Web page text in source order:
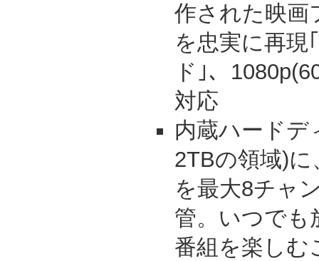
作された映画
を忠実に再現
ド｣、
対応
内蔵ハードデ
2TBの領域)
を最大8チャ
管。いつでも
番組を楽しむ